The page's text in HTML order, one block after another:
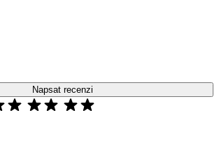
Napsat recenzi